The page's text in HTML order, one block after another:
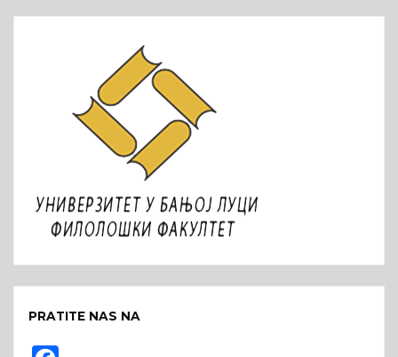
PRATITE NAS NA